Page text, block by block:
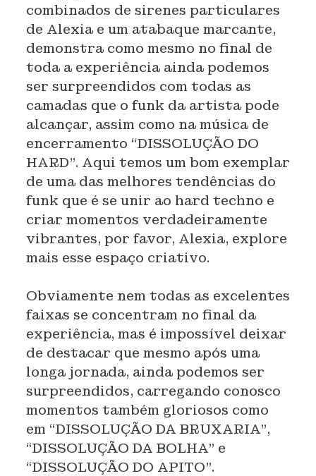
combinados de sirenes particulares
de Alexia e um atabaque marcante,
demonstra como mesmo no final de
toda a experiência ainda podemos
ser surpreendidos com todas as
camadas que o funk da artista pode
alcançar, assim como na música de
encerramento “DISSOLUÇÃO DO
HARD”. Aqui temos um bom exemplar
de uma das melhores tendências do
funk que é se unir ao hard techno e
criar momentos verdadeiramente
vibrantes, por favor, Alexia, explore
mais esse espaço criativo.
Obviamente nem todas as excelentes
faixas se concentram no final da
experiência, mas é impossível deixar
de destacar que mesmo após uma
longa jornada, ainda podemos ser
surpreendidos, carregando conosco
momentos também gloriosos como
em “DISSOLUÇÃO DA BRUXARIA”,
“DISSOLUÇÃO DA BOLHA” e
“DISSOLUÇÃO DO APITO”.